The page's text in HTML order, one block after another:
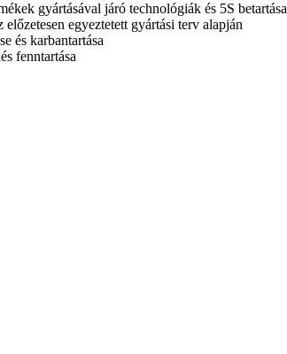
gyártásával járó technológiák és 5S betartása
egyeztetett gyártási terv alapján
és karbantartása
fenntartása